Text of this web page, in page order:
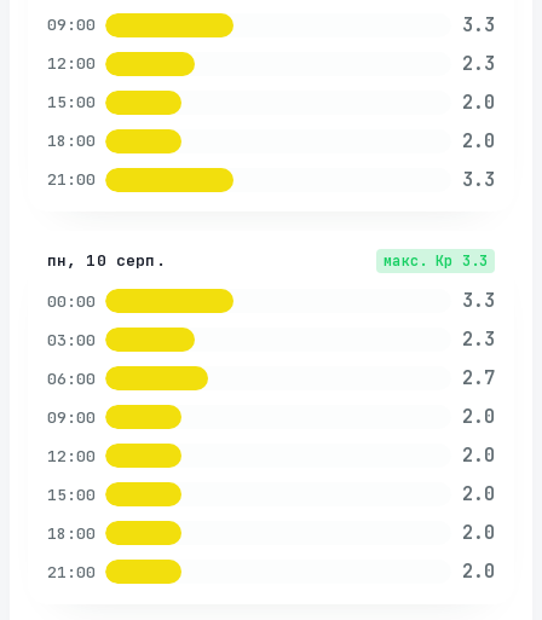
09:00 3.3
12:00 2.3
15:00 2.0
18:00 2.0
21:00 3.3
пн, 10 серп. макс. Kp 3.3
00:00 3.3
03:00 2.3
06:00 2.7
09:00 2.0
12:00 2.0
15:00 2.0
18:00 2.0
21:00 2.0